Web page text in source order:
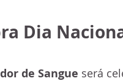
Dia
de Sangue será